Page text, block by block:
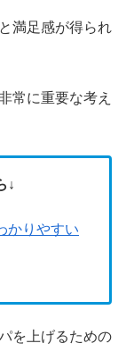
満足感が得られ
常に重要な考え
↓
かりやすい
を上げるための